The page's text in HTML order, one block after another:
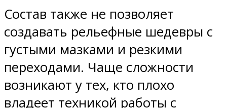
Состав также не позволяет
создавать рельефные шедевры с
густыми мазками и резкими
переходами. Чаще сложности
возникают у тех, кто плохо
владеет техникой работы с